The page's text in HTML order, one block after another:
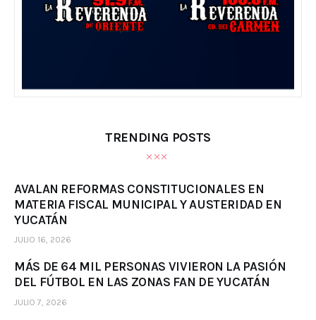
TRENDING POSTS
AVALAN REFORMAS CONSTITUCIONALES EN
MATERIA FISCAL MUNICIPAL Y AUSTERIDAD EN
YUCATÁN
JULIO 16, 2026
MÁS DE 64 MIL PERSONAS VIVIERON LA PASIÓN
DEL FÚTBOL EN LAS ZONAS FAN DE YUCATÁN
JULIO 7, 2026